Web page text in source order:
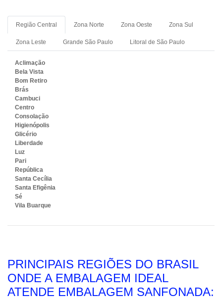
Região Central Zona Norte Zona Oeste Zona Sul
Zona Leste Grande São Paulo Litoral de São Paulo
Aclimação
Bela Vista
Bom Retiro
Brás
Cambuci
Centro
Consolação
Higienópolis
Glicério
Liberdade
Luz
Pari
República
Santa Cecília
Santa Efigênia
Sé
Vila Buarque
PRINCIPAIS REGIÕES DO BRASIL
ONDE A EMBALAGEM IDEAL
ATENDE EMBALAGEM SANFONADA: